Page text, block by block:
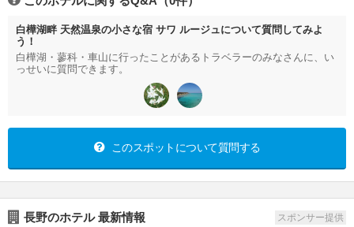
白樺湖畔 天然温泉の小さな宿 サワ ルージュについて質問してみよ
う！
白樺湖・蓼科・車山に行ったことがあるトラベラーのみなさんに、い
っせいに質問できます。
このスポットについて質問する
長野のホテル 最新情報 スポンサー提供